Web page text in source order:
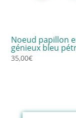
Noeud papillon
génieux bleu
35,00€